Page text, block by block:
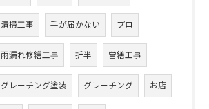
清掃工事 手が届かない プロ
雨漏れ修繕工事 折半 営繕工事
グレーチング塗装 グレーチング お店